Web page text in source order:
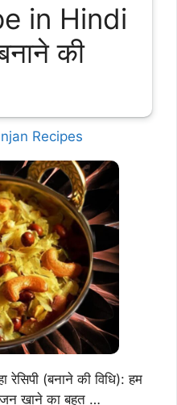
in Hindi
की
Recipes
(बनाने की विधि): हम
खाने का बहुत …